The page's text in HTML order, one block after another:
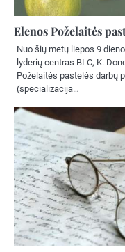
Elenos Poželaitės
Nuo šių metų liepos 9
lyderių centras BLC, K.
Poželaitės pastelės darbų
(specializacija…